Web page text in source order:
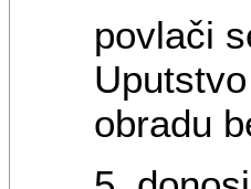
povlači
obradu